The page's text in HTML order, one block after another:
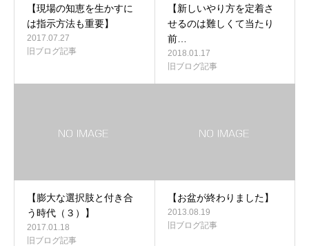
【現場の知恵を生かすに
は指示方法も重要】
2017.07.27
旧ブログ記事
【新しいやり方を定着さ
せるのは難しくて当たり
前…
2018.01.17
旧ブログ記事
【膨大な選択肢と付き合
う時代（３）】
2017.01.18
旧ブログ記事
【お盆が終わりました】
2013.08.19
旧ブログ記事